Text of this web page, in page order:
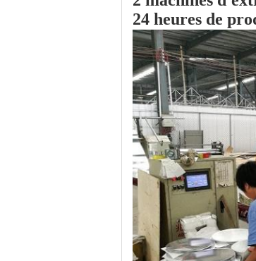
24 heures de